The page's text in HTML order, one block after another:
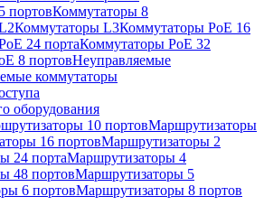
портовКоммутаторы 8
Коммутаторы L3Коммутаторы PoE 16
24 портаКоммутаторы PoE 32
8 портовНеуправляемые
коммутаторы
оборудования
10 портовМаршрутизаторы
16 портовМаршрутизаторы 2
24 портаМаршрутизаторы 4
48 портовМаршрутизаторы 5
6 портовМаршрутизаторы 8 портов